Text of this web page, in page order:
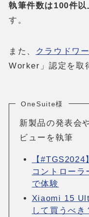
執筆件数は100件以
す。
また、 クラウドワ
Worker」認定を取
OneSuite様
新製品の発表会
ビューを執筆
【
コントローラ
で体験
Xiaomi 15
して買うべ